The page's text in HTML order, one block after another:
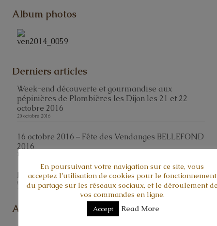
Album photos
Derniers articles
Week-end découverte et gourmandise aux
pépinières de Plombières les Dijon les 21 et 22
octobre 2016
20 octobre 2016
16 octobre 2016 – Fête des Vendanges BELLEFOND
2016
10 octobre 2016
Fête champêtre à AUBIGNY-LES-SOMBERNON
8 septembre 2016
Agenda
En poursuivant votre navigation sur ce site, vous
acceptez l’utilisation de cookies pour le fonctionnement
du partage sur les réseaux sociaux, et le déroulement
vos commandes en ligne.
Accept Read More